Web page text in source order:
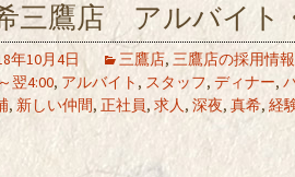
三鷹店 アルバイト
年10月4日 三鷹店, 三鷹店の採用情報
翌4:00, アルバイト , スタッフ, ディナー,
, 新しい仲間, 正社員, 求人, 深夜, 真希, 経